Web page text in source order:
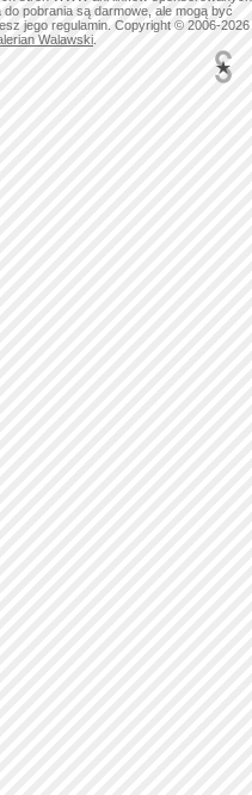
pobrania są darmowe, ale mogą być
jego regulamin. Copyright © 2006-2026
Walawski